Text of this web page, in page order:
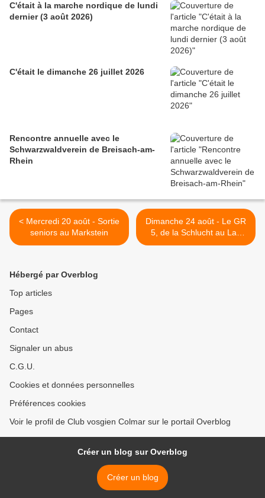
C'était à la marche nordique de lundi
dernier (3 août 2026)
C'était le dimanche 26 juillet 2026
Rencontre annuelle avec le
Schwarzwaldverein de Breisach-am-
Rhein
< Mercredi 20 août - Sortie
seniors au Markstein
Dimanche 24 août - Le GR
5, de la Schlucht au Lac
Noir >
Hébergé par Overblog
Top articles
Pages
Contact
Signaler un abus
C.G.U.
Cookies et données personnelles
Préférences cookies
Voir le profil de Club vosgien Colmar sur le portail Overblog
Créer un blog sur Overblog
Créer un blog